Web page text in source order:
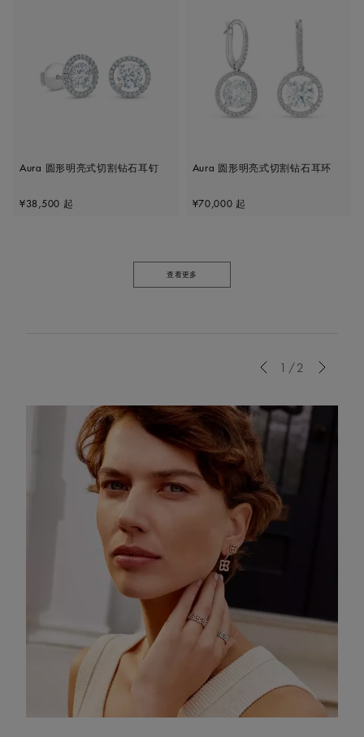
Aura 圆形明亮式切割钻石耳钉
Original price
¥38,500 起
Aura 圆形明亮式切割钻石耳环
Original price
¥70,000 起
查看更多
1/2